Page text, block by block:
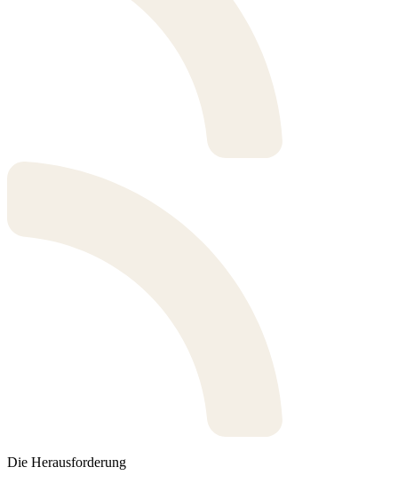
Die Herausforderung